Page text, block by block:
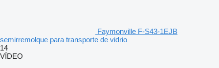
Faymonville F-S43-1EJB
semirremolque para transporte de vidrio
14
VÍDEO